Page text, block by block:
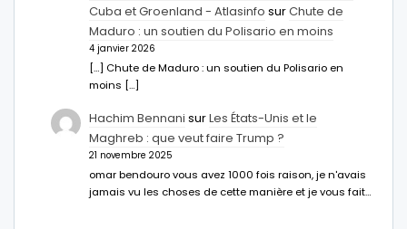
Cuba et Groenland - Atlasinfo surChute de
Maduro : un soutien du Polisario en moins
4 janvier 2026
[…] Chute de Maduro : un soutien du Polisario en
moins […]
Hachim Bennani surLes États-Unis et le
Maghreb : que veut faire Trump ?
21 novembre 2025
omar bendouro vous avez 1000 fois raison, je n'avais
jamais vu les choses de cette manière et je vous fait…